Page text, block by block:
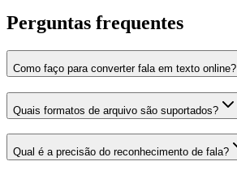
Perguntas frequentes
Como faço para converter fala em texto online?
Quais formatos de arquivo são suportados?
Qual é a precisão do reconhecimento de fala?